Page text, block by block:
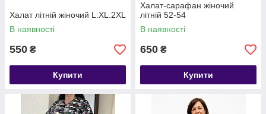
Халат літній жіночий L.XL.2XL
В наявності
550 ₴
Купити
Халат-сарафан жіночий
літній 52-54
В наявності
650 ₴
Купити